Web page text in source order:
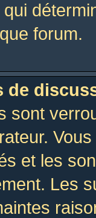
forum.
de
sont
et les
Les